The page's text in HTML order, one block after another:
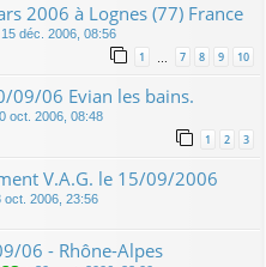
2006 à Lognes (77) France
15 déc. 2006, 08:56
1 … 7 8 9 10
09/06 Evian les bains.
oct. 2006, 08:48
1 2 3
V.A.G. le 15/09/2006
oct. 2006, 23:56
06 - Rhône-Alpes